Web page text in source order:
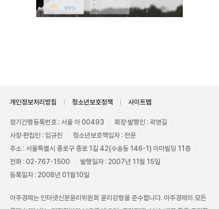
개인정보처리방침 청소년보호정책 사이트맵
정기간행등록번호 : 서울 아 00493
회장·발행인 : 곽영길
사장·편집인 : 임규진
청소년보호책임자 : 전운
주소 : 서울특별시 종로구 종로 1길 42(수송동 146-1) 이마빌딩 11층
전화 : 02-767-1500
발행일자 : 2007년 11월 15일
등록일자 : 2008년 01월10일
아주경제는 인터넷신문윤리위원회 윤리강령을 준수합니다. 아주경제의 모든